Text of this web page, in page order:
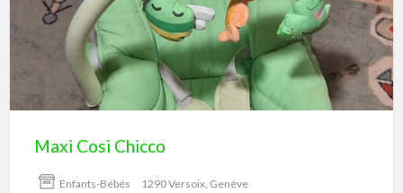
Chicco
Maxi Cosi Chicco
Enfants-Bébés 1290 Versoix, Genève